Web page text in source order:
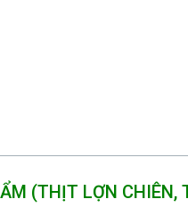
(THỊT LỢN CHIÊN,